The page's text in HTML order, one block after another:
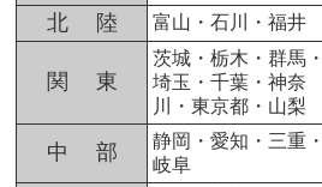
北 陸 富山・石川・福井
関 東
茨城・栃木・群馬・
埼玉・千葉・神奈
川・東京都・山梨
中 部
静岡・愛知・三重・
岐阜